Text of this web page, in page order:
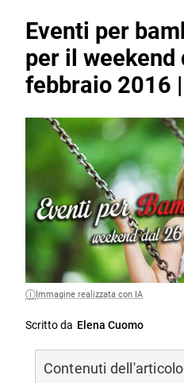
Eventi per
per il weekend
febbraio 2016
Immagine realizzata con IA
Scritto da Elena Cuomo
Contenuti dell'articolo